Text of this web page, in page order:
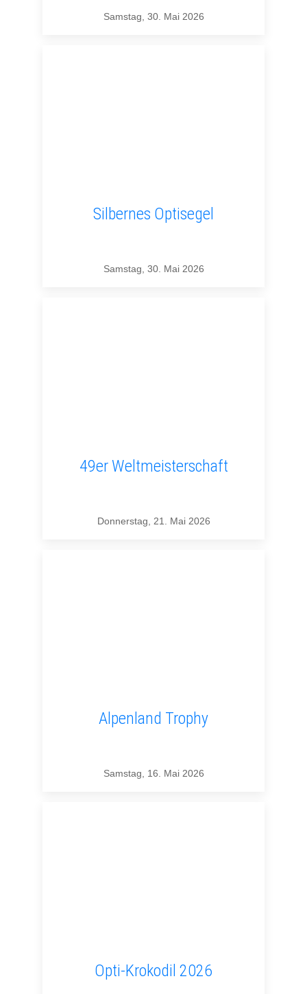
Samstag, 30. Mai 2026
Silbernes Optisegel
Samstag, 30. Mai 2026
49er Weltmeisterschaft
Donnerstag, 21. Mai 2026
Alpenland Trophy
Samstag, 16. Mai 2026
Opti-Krokodil 2026